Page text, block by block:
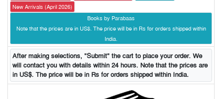
New Arrivals (April 2026)
Books by Parabaas
Note that the prices are in US$. The price will be in Rs for orders shipped within
India.
After making selections, "Submit" the cart to place your order. We
will contact you with details within 24 hours. Note that the prices are
in US$. The price will be in Rs for orders shipped within India.